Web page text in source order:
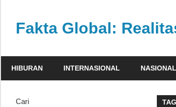
contentFakta Global:
faktual
berbagai
HIBURAN INTERNASIONAL NASIONAL
Cari